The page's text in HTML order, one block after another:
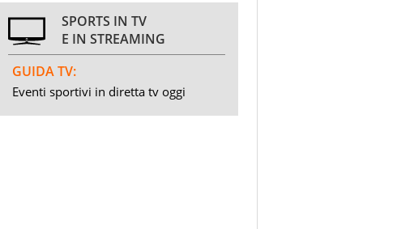
SPORTS IN TV
E IN STREAMING
GUIDA TV:
Eventi sportivi in diretta tv oggi